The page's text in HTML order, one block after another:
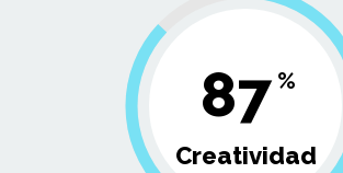
87 %
Creatividad